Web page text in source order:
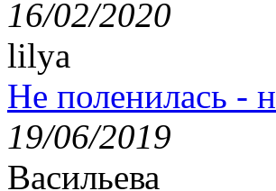
16/02/2020
lilya
Не поленилась -
19/06/2019
Васильева